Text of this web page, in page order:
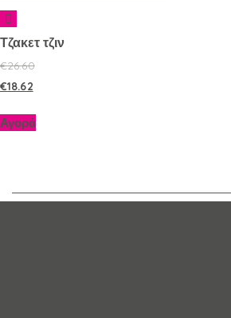
Τζακετ τζιν
€26.60
€18.62
Αγορά